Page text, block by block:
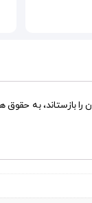
به حقوق